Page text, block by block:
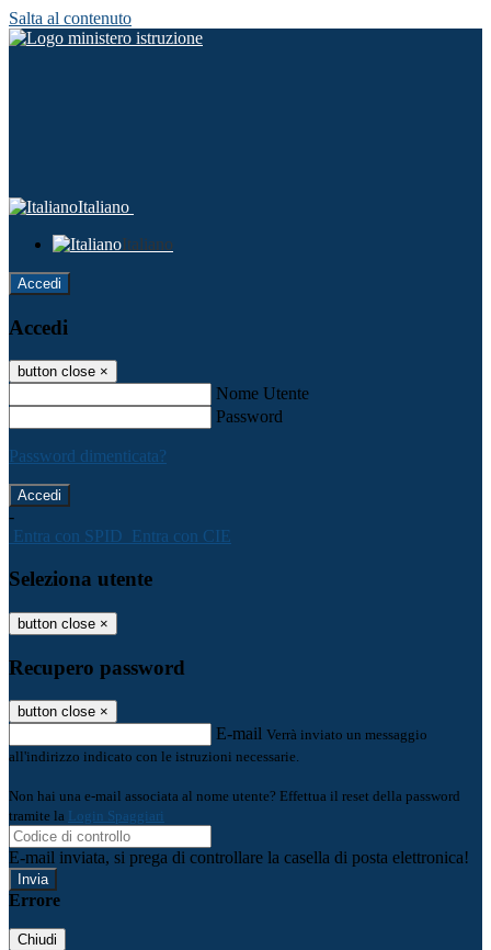
Salta al contenuto
Italiano
Italiano
Accedi
Accedi
button close ×
Nome Utente
Password
Password dimenticata?
-
Entra con SPID Entra con CIE
Seleziona utente
button close ×
Recupero password
button close ×
E-mail Verrà inviato un messaggio
all'indirizzo indicato con le istruzioni necessarie.
Non hai una e-mail associata al nome utente? Effettua il reset della password
tramite la Login Spaggiari
E-mail inviata, si prega di controllare la casella di posta elettronica!
Errore
Chiudi